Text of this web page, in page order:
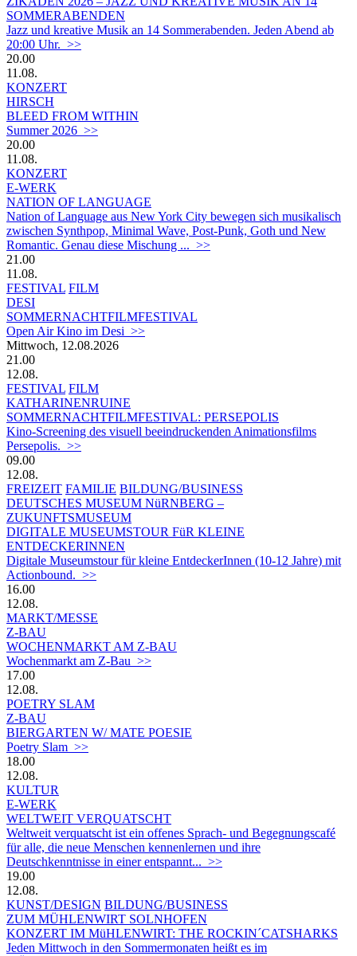
SOMMERABENDEN
Jazz und kreative Musik an 14 Sommerabenden. Jeden Abend ab
20:00 Uhr. >>
20.00
11.08.
KONZERT
HIRSCH
BLEED FROM WITHIN
Summer 2026 >>
20.00
11.08.
KONZERT
E-WERK
NATION OF LANGUAGE
Nation of Language aus New York City bewegen sich musikalisch
zwischen Synthpop, Minimal Wave, Post-Punk, Goth und New
Romantic. Genau diese Mischung ... >>
21.00
11.08.
FESTIVAL FILM
DESI
SOMMERNACHTFILMFESTIVAL
Open Air Kino im Desi >>
Mittwoch, 12.08.2026
21.00
12.08.
FESTIVAL FILM
KATHARINENRUINE
SOMMERNACHTFILMFESTIVAL: PERSEPOLIS
Kino-Screening des visuell beeindruckenden Animationsfilms
Persepolis. >>
09.00
12.08.
FREIZEIT FAMILIE BILDUNG/BUSINESS
DEUTSCHES MUSEUM NüRNBERG –
ZUKUNFTSMUSEUM
DIGITALE MUSEUMSTOUR FüR KLEINE
ENTDECKERINNEN
Digitale Museumstour für kleine EntdeckerInnen (10-12 Jahre) mit
Actionbound. >>
16.00
12.08.
MARKT/MESSE
Z-BAU
WOCHENMARKT AM Z-BAU
Wochenmarkt am Z-Bau >>
17.00
12.08.
POETRY SLAM
Z-BAU
BIERGARTEN W/ MATE POESIE
Poetry Slam >>
18.00
12.08.
KULTUR
E-WERK
WELTWEIT VERQUATSCHT
Weltweit verquatscht ist ein offenes Sprach- und Begegnungscafé
für alle, die neue Menschen kennenlernen und ihre
Deutschkenntnisse in einer entspannt... >>
19.00
12.08.
KUNST/DESIGN BILDUNG/BUSINESS
ZUM MÜHLENWIRT SOLNHOFEN
KONZERT IM MüHLENWIRT: THE ROCKIN´CATSHARKS
Jeden Mittwoch in den Sommermonaten heißt es im